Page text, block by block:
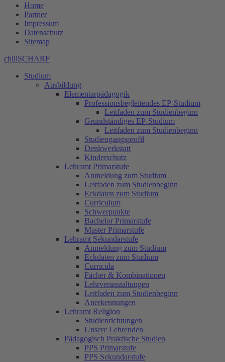
Home
Partner
Impressum
Datenschutz
Sitemap
chiliSCHARF
Studium
Ausbildung
Elementarpädagogik
Professionsbegleitendes EP-Studium
Leitfaden zum Studienbeginn
Grundständiges EP-Studium
Leitfaden zum Studienbeginn
Studiengangsprofil
Denkwerkstatt
Kinderschutz
Lehramt Primarstufe
Anmeldung zum Studium
Leitfaden zum Studienbeginn
Eckdaten zum Studium
Curriculum
Schwerpunkte
Bachelor Primarstufe
Master Primarstufe
Lehramt Sekundarstufe
Anmeldung zum Studium
Eckdaten zum Studium
Curricula
Fächer & Kombinationen
Lehrveranstaltungen
Leitfaden zum Studienbeginn
Anerkennungen
Lehramt Religion
Studienrichtungen
Unsere Lehrenden
Pädagogisch Praktische Studien
PPS Primarstufe
PPS Sekundarstufe